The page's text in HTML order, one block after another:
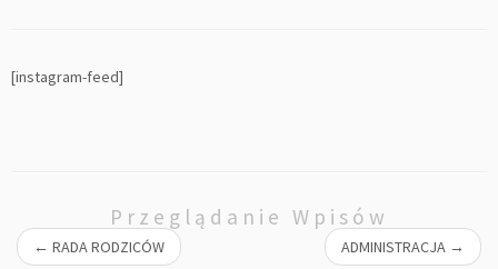
[instagram-feed]
Przeglądanie Wpisów
← RADA RODZICÓW ADMINISTRACJA →